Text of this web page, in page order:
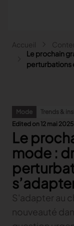
Mode
Lectra pour
Nos
Précédent
Nos
Content
Explore our
Partenaires
FAQ
Précédent
Lectra pour
Nos
Précédent
Nos
Content
Lectra pour
Nos
Content
Plus
Lectra et
Nos
Main
Search
Fil
Accueil
Le prochain
perturbations
Mode
Trends &
Edited on 12 mai 2025
Le
mode :
S'adapter au
nouveauté